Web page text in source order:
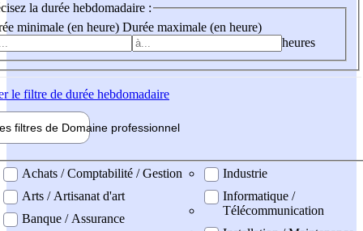
la durée hebdomadaire :
minimale (en heure) Durée maximale (en heure)
heures
le filtre de durée hebdomadaire
filtres de Domaine professionnel
professionel
Achats / Comptabilité / Gestion
Arts / Artisanat d'art
Banque / Assurance
Industrie
Informatique /
Télécommunication